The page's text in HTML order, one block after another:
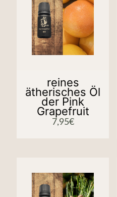
reines
ätherisches Öl
der Pink
Grapefruit
7,95€